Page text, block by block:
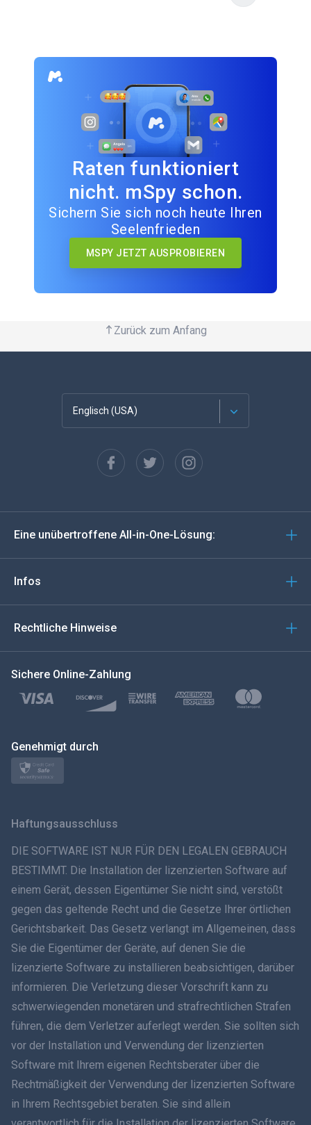
Raten funktioniert
nicht. mSpy schon.
Sichern Sie sich noch heute Ihren
Seelenfrieden
MSPY JETZT AUSPROBIEREN
Zurück zum Anfang
Englisch (USA)
Español
Deutsch
Türkçe
Polski
日本
ภาษาไทย
Dansk
हिंदी
עברית
Română
Ελληνικά
Tiếng Việt
Eine unübertroffene All-in-One-Lösung:
Infos
Rechtliche Hinweise
Sichere Online-Zahlung
Genehmigt durch
Haftungsausschluss
DIE SOFTWARE IST NUR FÜR DEN LEGALEN GEBRAUCH
BESTIMMT. Die Installation der lizenzierten Software auf
einem Gerät, dessen Eigentümer Sie nicht sind, verstößt
gegen das geltende Recht und die Gesetze Ihrer örtlichen
Gerichtsbarkeit. Das Gesetz verlangt im Allgemeinen, dass
Sie die Eigentümer der Geräte, auf denen Sie die
lizenzierte Software zu installieren beabsichtigen, darüber
informieren. Die Verletzung dieser Vorschrift kann zu
schwerwiegenden monetären und strafrechtlichen Strafen
führen, die dem Verletzer auferlegt werden. Sie sollten sich
vor der Installation und Verwendung der lizenzierten
Software mit Ihrem eigenen Rechtsberater über die
Rechtmäßigkeit der Verwendung der lizenzierten Software
in Ihrem Rechtsgebiet beraten. Sie sind allein